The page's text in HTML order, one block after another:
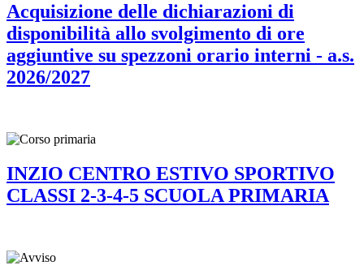
Acquisizione delle dichiarazioni di
disponibilità allo svolgimento di ore
aggiuntive su spezzoni orario interni - a.s.
2026/2027
INZIO CENTRO ESTIVO SPORTIVO
CLASSI 2-3-4-5 SCUOLA PRIMARIA